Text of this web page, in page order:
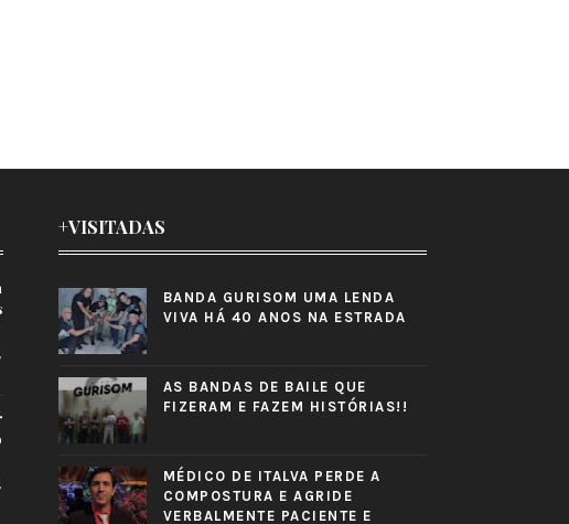
+VISITADAS
BANDA GURISOM UMA LENDA
VIVA HÁ 40 ANOS NA ESTRADA
AS BANDAS DE BAILE QUE
FIZERAM E FAZEM HISTÓRIAS!!
MÉDICO DE ITALVA PERDE A
COMPOSTURA E AGRIDE
VERBALMENTE PACIENTE E